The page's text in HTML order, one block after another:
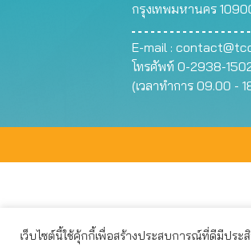
กรุงเทพมหานคร
E-mail :
โทรศัพท์ 0-2938-
(เวลาทำการ 09.00 -
เว็บไซต์นี้ใช้คุ้กกี้เพื่อสร้างประสบการณ์ที่ดีมีประ
เว็บไซต์นี้ใช้คุกกี้เพื่อมอบประสบการณ์